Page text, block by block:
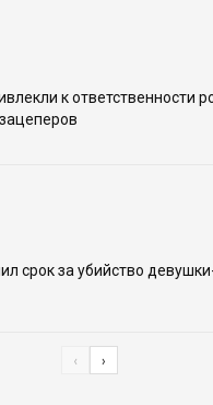
к ответственности
срок за убийство
‹ ›